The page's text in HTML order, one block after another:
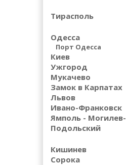
Тирасполь
Одесса
Порт Одесса
Киев
Ужгород
Мукачево
Замок в Карпатах
Львов
Ивано-Франковск
Ямполь - Могилев-
Подольский
Кишинев
Сорока